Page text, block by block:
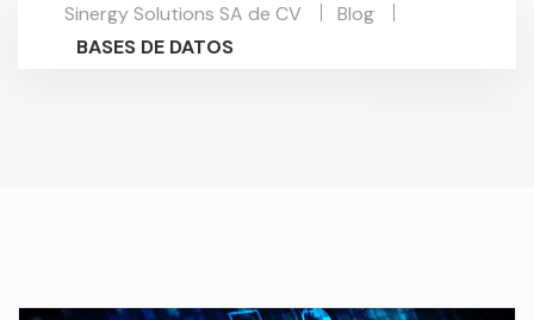
Sinergy Solutions SA de CV
Blog
BASES DE DATOS